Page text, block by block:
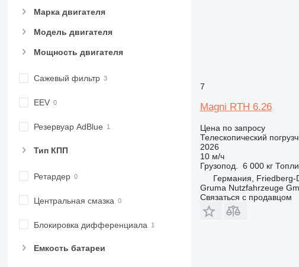
Марка двигателя
Модель двигателя
Мощность двигателя
Сажевый фильтр
EEV
Резервуар AdBlue
Тип КПП
Ретардер
Центральная смазка
Блокировка дифференциала
Емкость батареи
7
Magni RTH 6.26
Цена по запросу
Телескопический
2026
10 м/ч
Грузопод.
6 000 кг
Германия, Friedberg-
Gruma Nutzfahrzeuge
Связаться с продавцом